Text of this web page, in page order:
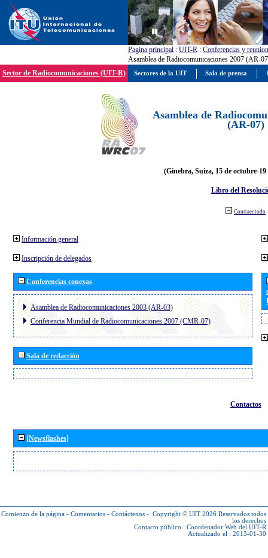
Pagína principal : UIT-R : Conferencias y
Asamblea de Radiocomunicaciones 2007 (AR-
Sector de Radiocomunicaciones (UIT-R)
Asamblea de
(AR-07)
(Ginebra, Suiza, 15 de octubre-19
Libro del
Contraer todo
Información general
Inscripción de delegados
Conferencias conexas
Asamblea de Radiocomunicaciones 2003 (AR-03)
Conferencia Mundial de Radiocomunicaciones 2007 (CMR-07)
Sala de redacción
Contactos
[Newsflashes]
Comienzo de la página - Comentarios - Contáctenos - Copyright © UIT 2026 Reservados todos
los derechos
Contacto público : Coordenador Web del UIT-R
Actualizado el : 2013-01-30
Sectores de la UIT Sala de prensa